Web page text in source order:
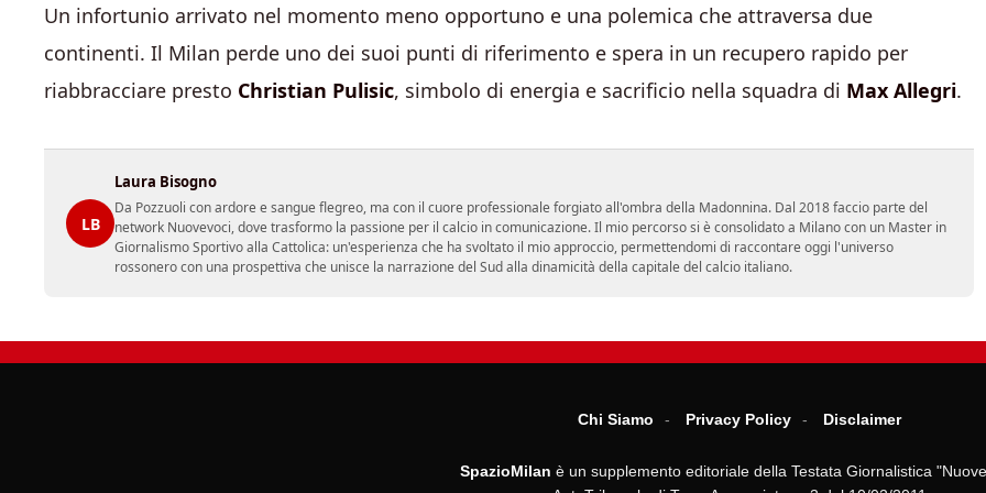
Un infortunio arrivato nel momento meno opportuno e una polemica che attraversa due
continenti. Il Milan perde uno dei suoi punti di riferimento e spera in un recupero rapido per
riabbracciare presto Christian Pulisic, simbolo di energia e sacrificio nella squadra di Max Allegri.
LB
Laura Bisogno
Da Pozzuoli con ardore e sangue flegreo, ma con il cuore professionale forgiato all'ombra della Madonnina. Dal 2018 faccio parte del
network Nuovevoci, dove trasformo la passione per il calcio in comunicazione. Il mio percorso si è consolidato a Milano con un Master in
Giornalismo Sportivo alla Cattolica: un'esperienza che ha svoltato il mio approccio, permettendomi di raccontare oggi l'universo
rossonero con una prospettiva che unisce la narrazione del Sud alla dinamicità della capitale del calcio italiano.
Chi Siamo Privacy Policy Disclaimer
SpazioMilan è un supplemento editoriale della Testata Giornalistica